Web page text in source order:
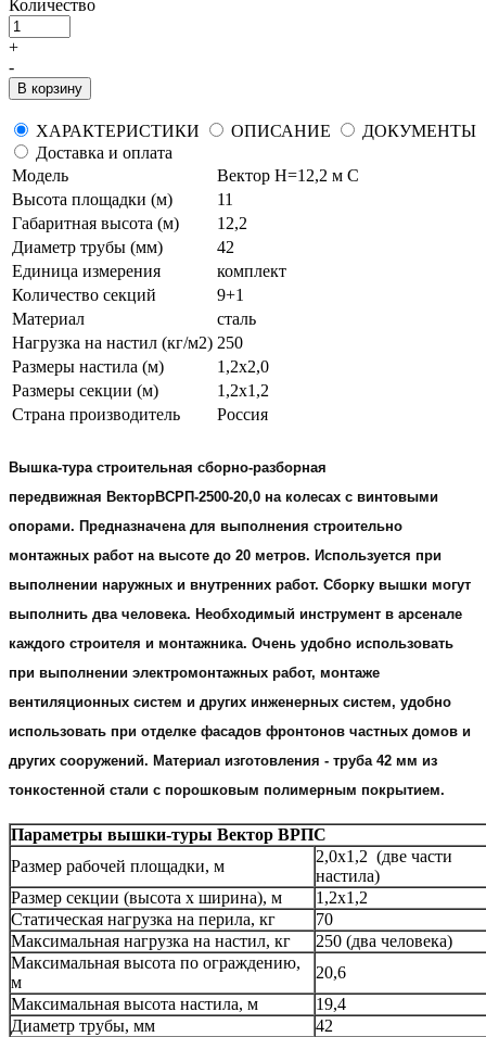
Количество
+
-
В корзину
ХАРАКТЕРИСТИКИ ОПИСАНИЕ
ДОКУМЕНТЫ
Доставка и оплата
Модель
Вектор H=12,2 м С
Высота площадки (м)
11
Габаритная высота (м)
12,2
Диаметр трубы (мм)
42
Единица измерения
комплект
Количество секций
9+1
Материал
сталь
Нагрузка на настил (кг/м2) 250
Размеры настила (м)
1,2х2,0
Размеры секции (м)
1,2х1,2
Страна производитель
Россия
Вышка-турастроительная сборно-разборная
передвижная ВекторВСРП-2500-20,0 на колесах с винтовыми
опорами. Предназначена для выполнения строительно
монтажных работ на высоте до 20 метров. Используется при
выполнении наружных и внутренних работ. Сборку вышки могут
выполнить два человека. Необходимый инструмент в арсенале
каждого строителя и монтажника. Очень удобно использовать
при выполнении электромонтажных работ, монтаже
вентиляционных систем и других инженерных систем, удобно
использовать при отделке фасадов фронтонов частных домов и
других сооружений. Материал изготовления - труба 42 мм из
тонкостенной стали с порошковым полимерным покрытием.
Параметры вышки-туры Вектор ВРПС
Размер рабочей площадки, м
2,0х1,2 (две части
настила)
Размер секции (высота х ширина), м
1,2х1,2
Статическая нагрузка на перила, кг
70
Максимальная нагрузка на настил, кг
250 (два человека)
Максимальная высота по ограждению,
м
20,6
Максимальная высота настила, м
19,4
Диаметр трубы, мм
42